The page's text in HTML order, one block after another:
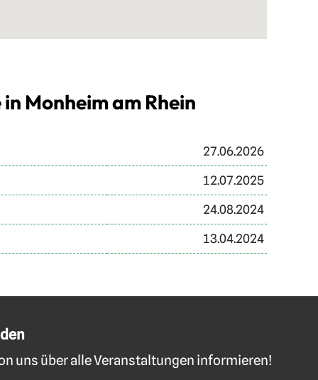
Monheim am Rhein
27.06.2026
12.07.2025
24.08.2024
13.04.2024
uns über alle Veranstaltungen informieren!